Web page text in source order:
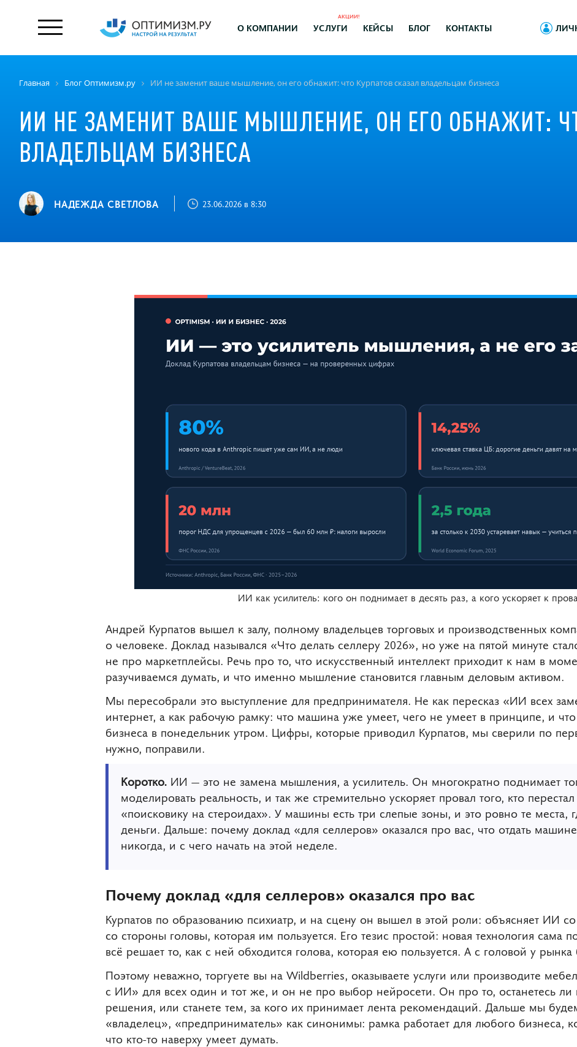
О КОМПАНИИ УСЛУГИ
АКЦИИ!
КЕЙСЫ БЛОГ КОНТАКТЫ
Главная Блог Оптимизм.ру ИИ не заменит ваше мышление, он его обнажит: что Курпатов сказал владельцам бизнеса
ИИ НЕ ЗАМЕНИТ ВАШЕ МЫШЛЕНИЕ, ОН ЕГО ОБНАЖИТ:
ВЛАДЕЛЬЦАМ БИЗНЕСА
НАДЕЖДА СВЕТЛОВА 23.06.2026 в 8:30
ИИ как усилитель: кого он поднимает в десять раз, а кого ускоряет к
Андрей Курпатов вышел к залу, полному владельцев торговых и производственных
о человеке. Доклад назывался «Что делать селлеру 2026», но уже на пятой минуте
не про маркетплейсы. Речь про то, что искусственный интеллект приходит к нам в
разучиваемся думать, и что именно мышление становится главным деловым активом.
Мы пересобрали это выступление для предпринимателя. Не как пересказ «ИИ всех
интернет, а как рабочую рамку: что машина уже умеет, чего не умеет в принципе, и
бизнеса в понедельник утром. Цифры, которые приводил Курпатов, мы сверили по
нужно, поправили.
Коротко. ИИ — это не замена мышления, а усилитель. Он многократно поднимает
моделировать реальность, и так же стремительно ускоряет провал того, кто
«поисковику на стероидах». У машины есть три слепые зоны, и это ровно те места,
деньги. Дальше: почему доклад «для селлеров» оказался про вас, что отдать
никогда, и с чего начать на этой неделе.
Почему доклад «для селлеров» оказался про вас
Курпатов по образованию психиатр, и на сцену он вышел в этой роли: объясняет ИИ
со стороны головы, которая им пользуется. Его тезис простой: новая технология сама
всё решает то, как с ней обходится голова, которая ею пользуется. А с головой у рынка
Поэтому неважно, торгуете вы на Wildberries, оказываете услуги или производите
с ИИ» для всех один и тот же, и он не про выбор нейросети. Он про то, останетесь ли
решения, или станете тем, за кого их принимает лента рекомендаций. Дальше мы
«владелец», «предприниматель» как синонимы: рамка работает для любого бизнеса,
что кто-то наверху умеет думать.